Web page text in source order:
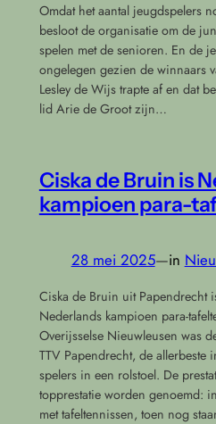
Omdat het aantal jeugdspelers
besloot de organisatie om de
spelen met de senioren. En de
ongelegen gezien de winnaars
Lesley de Wijs trapte af en dat
lid Arie de Groot zijn…
Ciska de Bruin is
kampioen para-
28 mei 2025—in
Ciska de Bruin uit Papendrecht
Nederlands kampioen para-
Overijsselse Nieuwleusen was
TTV Papendrecht, de allerbeste
spelers in een rolstoel. De
topprestatie worden genoemd:
met tafeltennissen, toen nog